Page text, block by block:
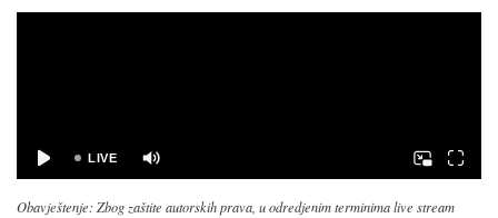
Obavještenje: Zbog zaštite autorskih prava, u odredjenim terminima live stream